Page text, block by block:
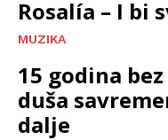
Rosalía – I bi
MUZIKA
15 godina
duša
dalje